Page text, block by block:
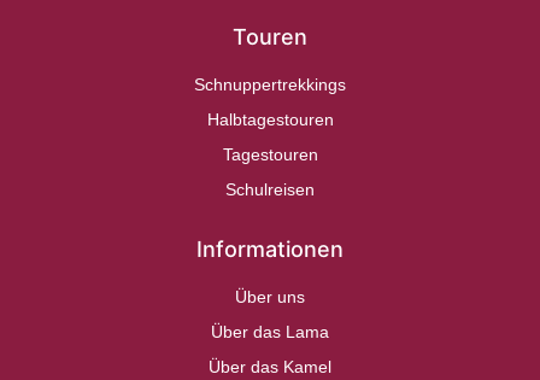
Touren
Schnuppertrekkings
Halbtagestouren
Tagestouren
Schulreisen
Informationen
Über uns
Über das Lama
Über das Kamel